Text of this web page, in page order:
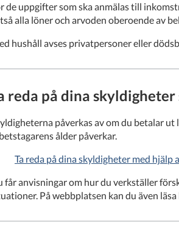
de uppgifter som ska anmälas till
alla löner och arvoden oberoende av
hushåll avses privatpersoner eller
reda på dina
påverkas av om du betalar
ålder påverkar.
Ta reda på dina skyldigheter med
får anvisningar om hur du verkställer
På webbplatsen kan du även